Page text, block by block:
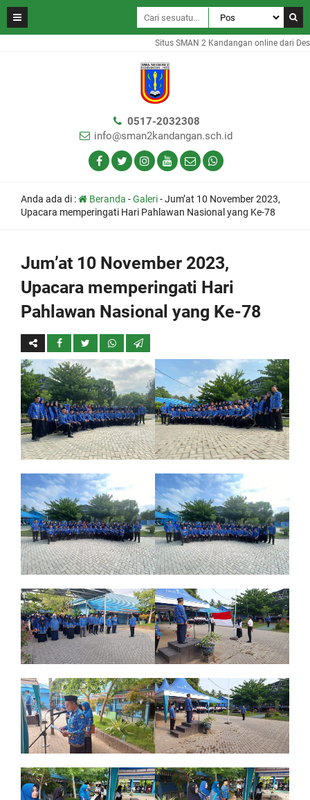
Situs SMAN 2 Kandangan online dari
0517-2032308
info@sman2kandangan.sch.id
Anda ada di : Beranda -Galeri-Jum’at 10 November 2023,
Upacara memperingati Hari Pahlawan Nasional yang Ke-78
Jum’at 10 November 2023,
Upacara memperingati Hari
Pahlawan Nasional yang Ke-78